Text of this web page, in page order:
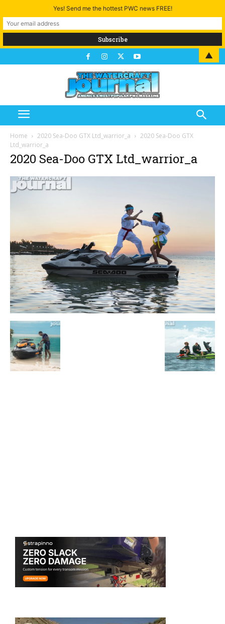
Home 2020 Sea-Doo GTX Ltd_warrior_a
2020 Sea-Doo GTX
Ltd_warrior_a
2020 Sea-Doo GTX Ltd_warrior_a
Yes! Send me the hottest PWC news FREE!
▲